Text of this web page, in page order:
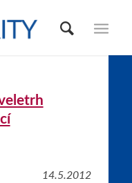
14.5.2012